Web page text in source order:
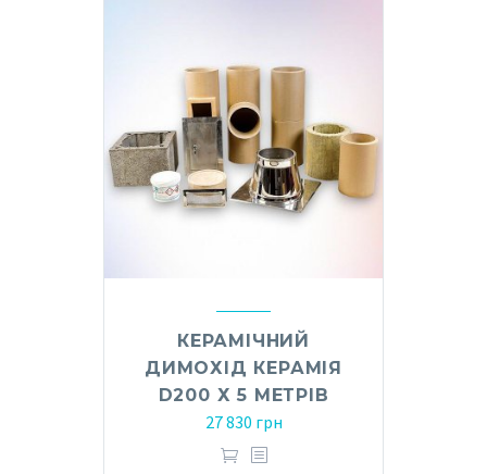
КЕРАМІЧНИЙ
ДИМОХІД КЕРАМІЯ
D200 Х 5 МЕТРІВ
27 830 грн